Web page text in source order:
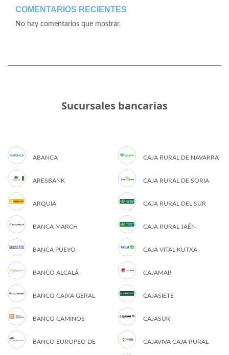
COMENTARIOS RECIENTES
No hay comentarios que mostrar.
Sucursales bancarias
ABANCA
ARESBANK
ARQUIA
BANCA MARCH
BANCA PUEYO
BANCO ALCALÁ
BANCO CAIXA GERAL
BANCO CAMINOS
BANCO EUROPEO DE
CAJA RURAL DE NAVARRA
CAJA RURAL DE SORIA
CAJA RURAL DEL SUR
CAJA RURAL JAÉN
CAJA VITAL KUTXA
CAJAMAR
CAJASIETE
CAJASUR
CAJAVIVA CAJA RURAL